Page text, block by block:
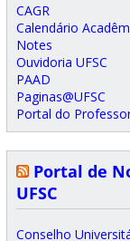
CAGR
Calendário
Notes
Ouvidoria UFSC
PAAD
Paginas@UFSC
Portal do
Portal de
UFSC
Conselho